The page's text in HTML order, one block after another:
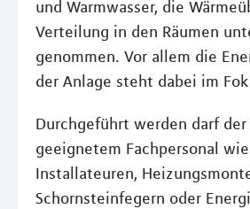
und Warmwasser, die
Verteilung in den Räumen
genommen. Vor allem die
der Anlage steht dabei im
Durchgeführt werden darf
geeignetem Fachpersonal
Installateuren,
Schornsteinfegern oder